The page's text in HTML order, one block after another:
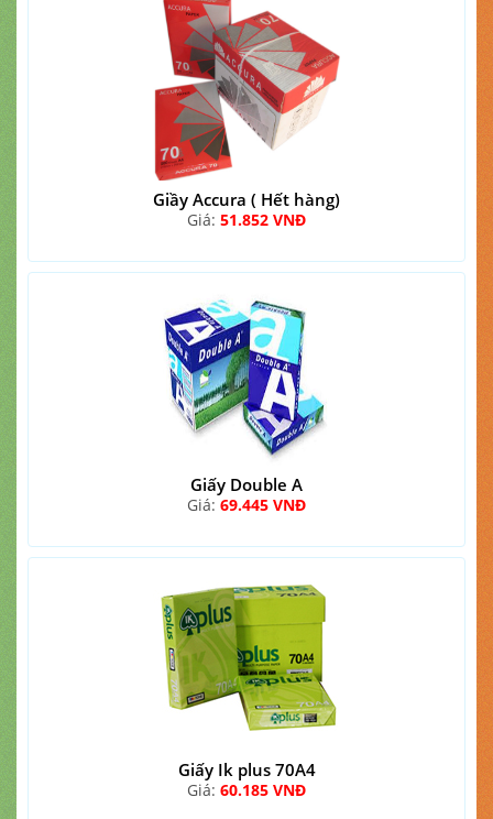
Giầy Accura ( Hết hàng)
Giá: 51.852 VNĐ
Giấy Double A
Giá: 69.445 VNĐ
Giấy Ik plus 70A4
Giá: 60.185 VNĐ